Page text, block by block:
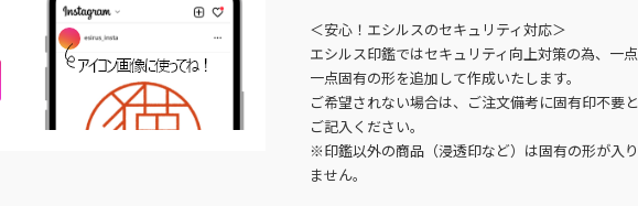
＜安心！エシルスのセキュリティ対応＞
エシルス印鑑ではセキュリティ向上対策の為、一点
一点固有の形を追加して作成いたします。
ご希望されない場合は、ご注文備考に固有印不要と
ご記入ください。
※印鑑以外の商品（浸透印など）は固有の形が入り
ません。